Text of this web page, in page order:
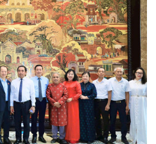
người, góp phần tạo động lực
bền vững của Thủ đô.